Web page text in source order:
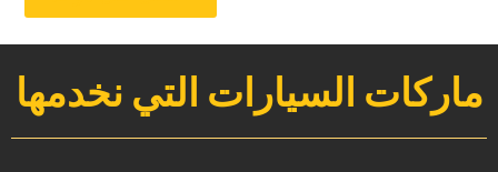
ماركات السيارات التي نخدمها